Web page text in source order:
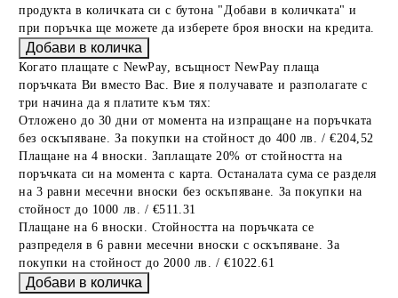
продукта в количката си с бутона "Добави в количката" и
при поръчка ще можете да изберете броя вноски на кредита.
Когато плащате с NewPay, всъщност NewPay плаща
поръчката Ви вместо Вас. Вие я получавате и разполагате с
три начина да я платите към тях:
Отложено до 30 дни от момента на изпращане на поръчката
без оскъпяване. За покупки на стойност до 400 лв. / €204,52
Плащане на 4 вноски. Заплащате 20% от стойността на
поръчката си на момента с карта. Останалата сума се разделя
на 3 равни месечни вноски без оскъпяване. За покупки на
стойност до 1000 лв. / €511.31
Плащане на 6 вноски. Стойността на поръчката се
разпределя в 6 равни месечни вноски с оскъпяване. За
покупки на стойност до 2000 лв. / €1022.61